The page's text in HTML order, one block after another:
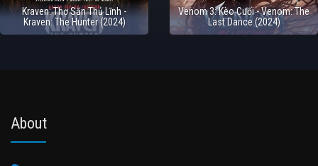
Kraven: Thợ Săn Thủ Lĩnh -
Kraven: The Hunter (2024)
Venom 3: Kèo Cuối - Venom: The
Last Dance (2024)
About